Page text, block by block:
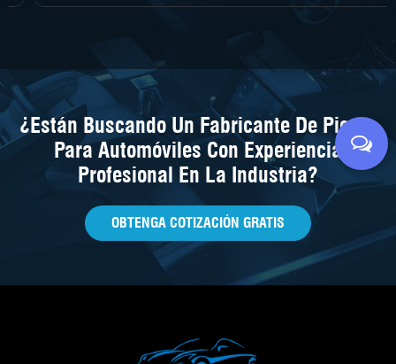
¿Están Buscando Un Fabricante De Piezas
Para Automóviles Con Experiencia
Profesional En La Industria?
OBTENGA COTIZACIÓN GRATIS